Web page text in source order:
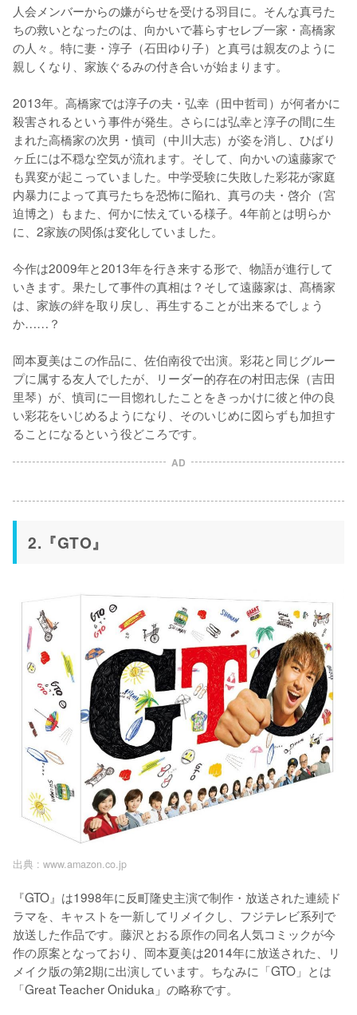
人会メンバーからの嫌がらせを受ける羽目に。そんな真弓た
ちの救いとなったのは、向かいで暮らすセレブ一家・高橋家
の人々。特に妻・淳子（石田ゆり子）と真弓は親友のように
親しくなり、家族ぐるみの付き合いが始まります。
2013年。高橋家では淳子の夫・弘幸（田中哲司）が何者かに
殺害されるという事件が発生。さらには弘幸と淳子の間に生
まれた高橋家の次男・慎司（中川大志）が姿を消し、ひばり
ヶ丘には不穏な空気が流れます。そして、向かいの遠藤家で
も異変が起こっていました。中学受験に失敗した彩花が家庭
内暴力によって真弓たちを恐怖に陥れ、真弓の夫・啓介（宮
迫博之）もまた、何かに怯えている様子。4年前とは明らか
に、2家族の関係は変化していました。
今作は2009年と2013年を行き来する形で、物語が進行して
いきます。果たして事件の真相は？そして遠藤家は、髙橋家
は、家族の絆を取り戻し、再生することが出来るでしょう
か……？
岡本夏美はこの作品に、佐伯南役で出演。彩花と同じグルー
プに属する友人でしたが、リーダー的存在の村田志保（吉田
里琴）が、慎司に一目惚れしたことをきっかけに彼と仲の良
い彩花をいじめるようになり、そのいじめに図らずも加担す
ることになるという役どころです。
AD
2.『GTO』
出典 : www.amazon.co.jp
『GTO』は1998年に反町隆史主演で制作・放送された連続ド
ラマを、キャストを一新してリメイクし、フジテレビ系列で
放送した作品です。藤沢とおる原作の同名人気コミックが今
作の原案となっており、岡本夏美は2014年に放送された、リ
メイク版の第2期に出演しています。ちなみに「GTO」とは
「Great Teacher Oniduka」の略称です。